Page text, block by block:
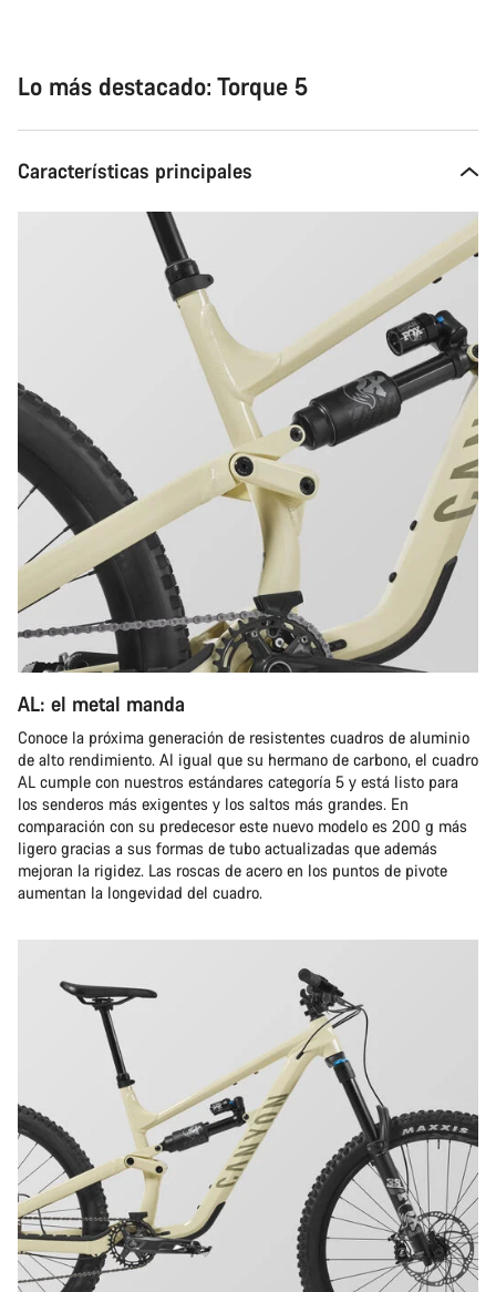
Lo más destacado: Torque 5
Características principales
AL: el metal manda
Conoce la próxima generación de resistentes cuadros de aluminio
de alto rendimiento. Al igual que su hermano de carbono, el cuadro
AL cumple con nuestros estándares categoría 5 y está listo para
los senderos más exigentes y los saltos más grandes. En
comparación con su predecesor este nuevo modelo es 200 g más
ligero gracias a sus formas de tubo actualizadas que además
mejoran la rigidez. Las roscas de acero en los puntos de pivote
aumentan la longevidad del cuadro.